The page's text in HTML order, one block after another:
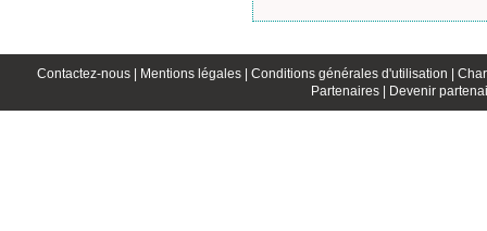
Contactez-nous | Mentions légales | Conditions générales d'utilisation |
Partenaires |
Devenir